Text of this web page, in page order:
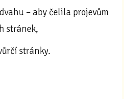
– aby čelila projevům
stránek,
stránky.